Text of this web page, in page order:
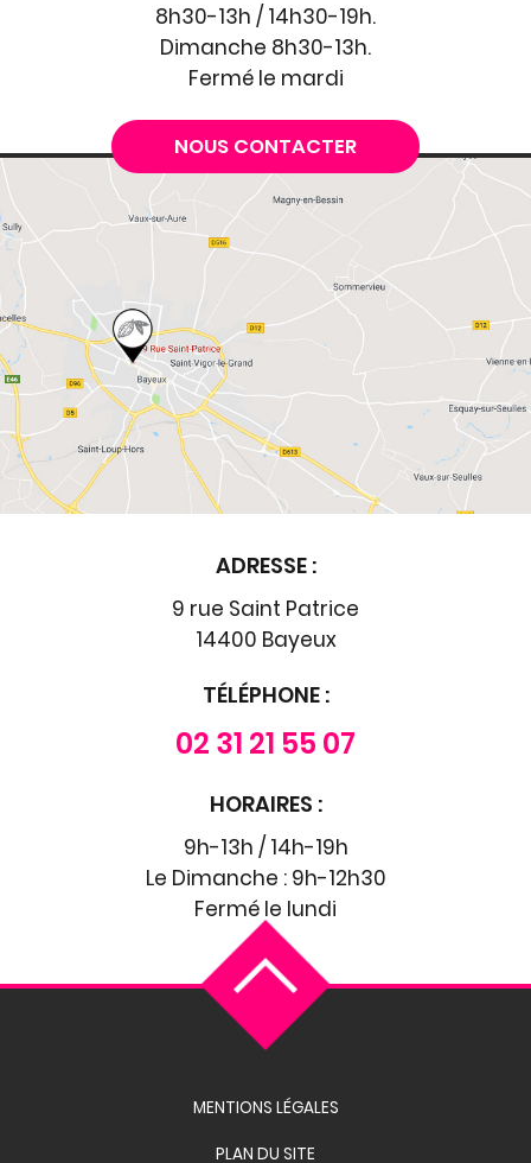
8h30-13h / 14h30-19h.
Dimanche 8h30-13h.
Fermé le mardi
ADRESSE :
9 rue Saint Patrice
14400 Bayeux
TÉLÉPHONE :
02 31 21 55 07
HORAIRES :
9h-13h / 14h-19h
Le Dimanche : 9h-12h30
Fermé le lundi
NOUS CONTACTER
MENTIONS LÉGALES
PLAN DU SITE